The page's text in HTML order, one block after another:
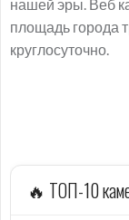
нашей эры. Веб
площадь города
круглосуточно.
🔥 ТОП-10